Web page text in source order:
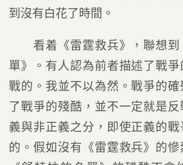
到沒有白花了時間。
看着《雷霆救兵》，聯想到
單》。有人認為前者描述了戰爭
戰的。我並不以為然。戰爭的
了戰爭的殘酷，並不一定就是
義與非正義之分，即使正義的
的。假如沒有《雷霆救兵》的